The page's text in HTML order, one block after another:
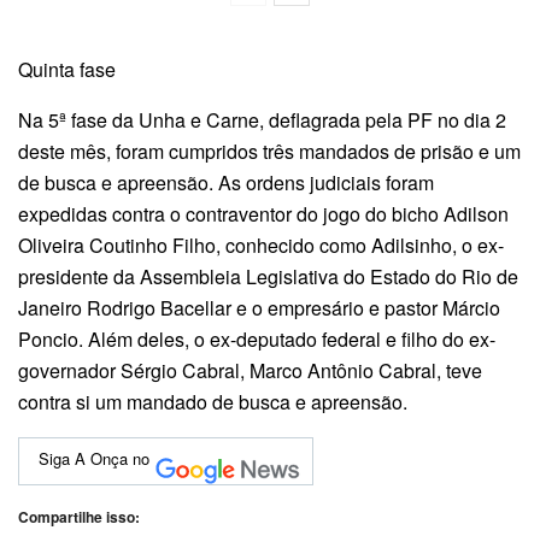
Quinta fase
Na 5ª fase da Unha e Carne, deflagrada pela PF no dia 2
deste mês, foram cumpridos três mandados de prisão e um
de busca e apreensão. As ordens judiciais foram
expedidas contra o contraventor do jogo do bicho Adilson
Oliveira Coutinho Filho, conhecido como Adilsinho, o ex-
presidente da Assembleia Legislativa do Estado do Rio de
Janeiro Rodrigo Bacellar e o empresário e pastor Márcio
Poncio. Além deles, o ex-deputado federal e filho do ex-
governador Sérgio Cabral, Marco Antônio Cabral, teve
contra si um mandado de busca e apreensão.
Siga A Onça no
Compartilhe isso: